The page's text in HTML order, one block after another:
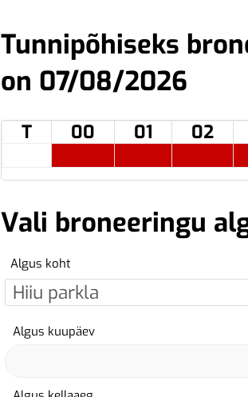
Tunnipõhiseks
on 07/08/2026
T 00 01 02
Vali broneeringu
Algus koht
Algus kuupäev